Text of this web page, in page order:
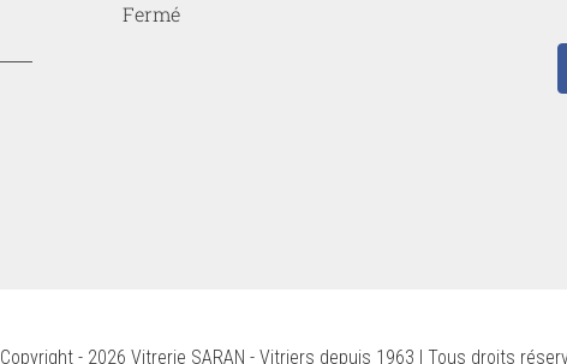
Fermé
Copyright - 2026 Vitrerie SARAN - Vitriers depuis 1963 | Tous droits